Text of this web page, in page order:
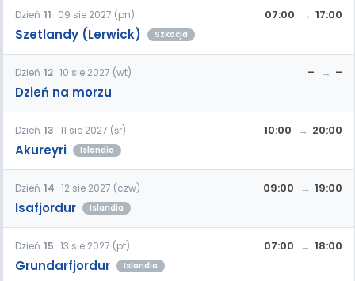
Dzień 11 09 sie 2027 (pn)
Szetlandy (Lerwick) Szkocja
07:00 17:00
Dzień 12 10 sie 2027 (wt)
Dzień na morzu
– –
Dzień 13 11 sie 2027 (śr)
Akureyri Islandia
10:00 20:00
Dzień 14 12 sie 2027 (czw)
Isafjordur Islandia
09:00 19:00
Dzień 15 13 sie 2027 (pt)
Grundarfjordur Islandia
07:00 18:00